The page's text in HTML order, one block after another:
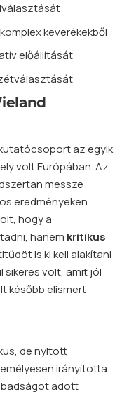
keverékekből
előállítását
az egyik
volt Európában. Az
messze
eredményeken.
hogy a
hanem kritikus
is ki kell alakítani
sikeres volt, amit jól
később elismert
de nyitott
irányította
adott